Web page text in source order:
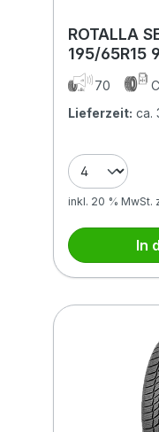
ROTALLA
195/65R15
70 C
Lieferzeit: ca.
inkl. 20 % MwSt.
In